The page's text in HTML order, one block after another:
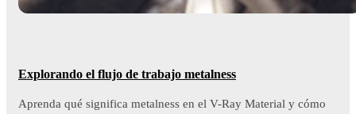
Explorando el flujo de trabajo metalness
Aprenda qué significa metalness en el V-Ray Material y cómo